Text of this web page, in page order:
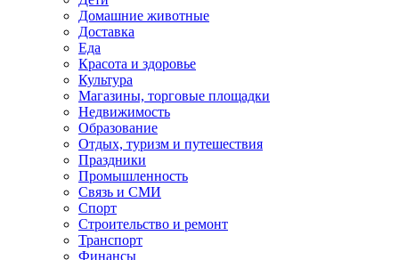
Домашние животные
Доставка
Еда
Красота и здоровье
Культура
Магазины, торговые площадки
Недвижимость
Образование
Отдых, туризм и путешествия
Праздники
Промышленность
Связь и СМИ
Спорт
Строительство и ремонт
Транспорт
Финансы